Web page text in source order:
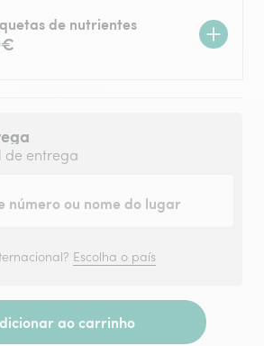
de nutrientes
de entrega
número ou nome do lugar
Escolha o país
ao carrinho